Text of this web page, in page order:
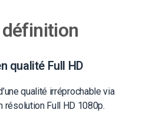
qualité Full HD
qualité irréprochable via
résolution Full HD 1080p.